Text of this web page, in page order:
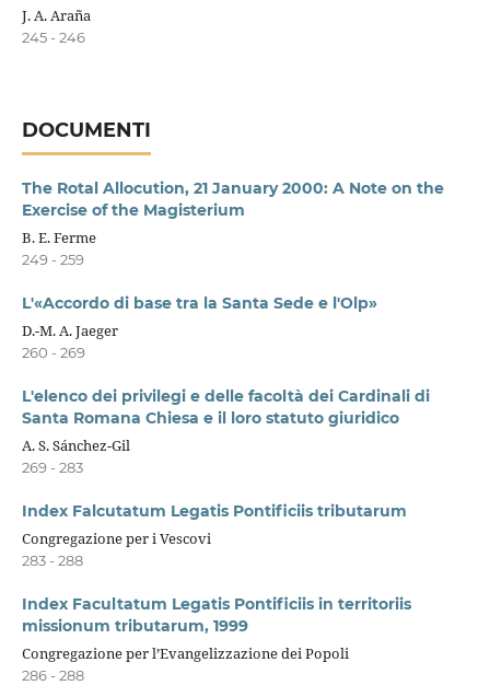
J. A. Araña
245 - 246
DOCUMENTI
The Rotal Allocution, 21 January 2000: A Note on the
Exercise of the Magisterium
B. E. Ferme
249 - 259
L'«Accordo di base tra la Santa Sede e l'Olp»
D.-M. A. Jaeger
260 - 269
L'elenco dei privilegi e delle facoltà dei Cardinali di
Santa Romana Chiesa e il loro statuto giuridico
A. S. Sánchez-Gil
269 - 283
Index Falcutatum Legatis Pontificiis tributarum
Congregazione per i Vescovi
283 - 288
Index Facultatum Legatis Pontificiis in territoriis
missionum tributarum, 1999
Congregazione per l’Evangelizzazione dei Popoli
286 - 288